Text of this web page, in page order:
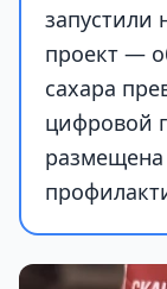
проект —
сахара
цифровой